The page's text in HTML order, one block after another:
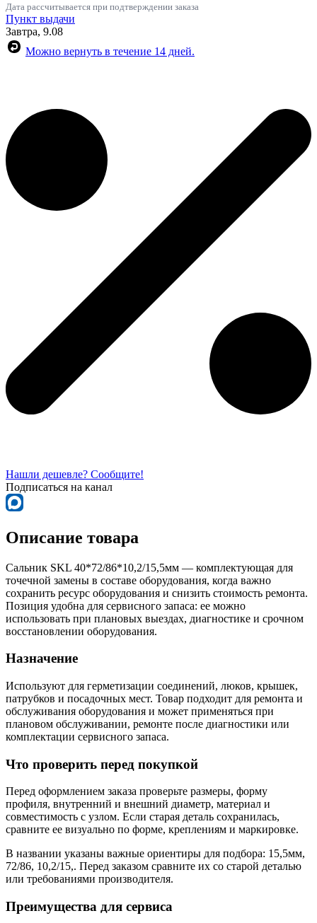
Дата рассчитывается при подтверждении заказа
Пункт выдачи
Завтра, 9.08
Можно вернуть в течение 14 дней.
Нашли дешевле? Сообщите!
Подписаться на канал
Описание товара
Сальник SKL 40*72/86*10,2/15,5мм — комплектующая для
точечной замены в составе оборудования, когда важно
сохранить ресурс оборудования и снизить стоимость ремонта.
Позиция удобна для сервисного запаса: ее можно
использовать при плановых выездах, диагностике и срочном
восстановлении оборудования.
Назначение
Используют для герметизации соединений, люков, крышек,
патрубков и посадочных мест. Товар подходит для ремонта и
обслуживания оборудования и может применяться при
плановом обслуживании, ремонте после диагностики или
комплектации сервисного запаса.
Что проверить перед покупкой
Перед оформлением заказа проверьте размеры, форму
профиля, внутренний и внешний диаметр, материал и
совместимость с узлом. Если старая деталь сохранилась,
сравните ее визуально по форме, креплениям и маркировке.
В названии указаны важные ориентиры для подбора: 15,5мм,
72/86, 10,2/15,. Перед заказом сравните их со старой деталью
или требованиями производителя.
Преимущества для сервиса